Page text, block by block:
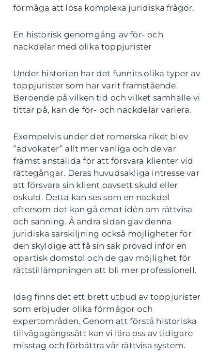
förmåga att lösa komplexa juridiska frågor.
En historisk genomgång av för- och
nackdelar med olika toppjurister
Under historien har det funnits olika typer av
toppjurister som har varit framstående.
Beroende på vilken tid och vilket samhälle vi
tittar på, kan de för- och nackdelar variera.
Exempelvis under det romerska riket blev
”advokater” allt mer vanliga och de var
främst anställda för att försvara klienter vid
rättegångar. Deras huvudsakliga intresse var
att försvara sin klient oavsett skuld eller
oskuld. Detta kan ses som en nackdel
eftersom det kan gå emot idén om rättvisa
och sanning. Å andra sidan gav denna
juridiska särskiljning också möjligheter för
den skyldige att få sin sak prövad inför en
opartisk domstol och de gav möjlighet för
rättstillämpningen att bli mer professionell.
Idag finns det ett brett utbud av toppjurister
som erbjuder olika förmågor och
expertområden. Genom att förstå historiska
tillvägagångssätt kan vi lära oss av tidigare
misstag och förbättra vår rättvisa system.